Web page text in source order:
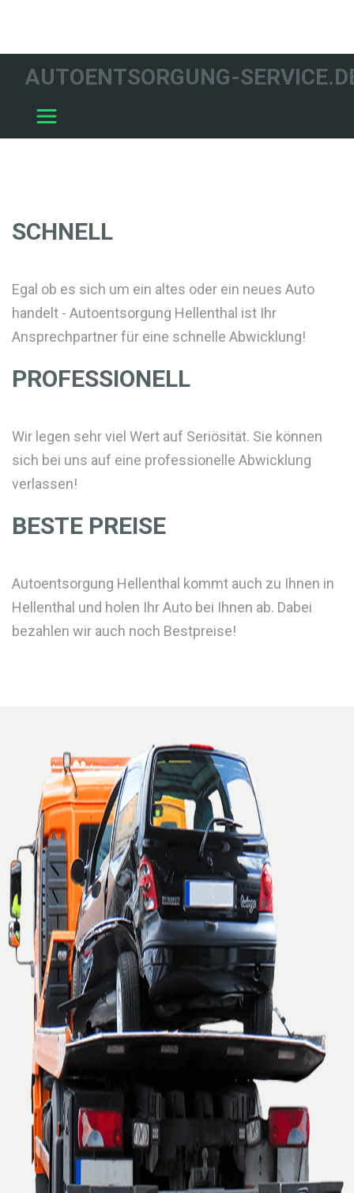
AUTOENTSORGUNG-
SCHNELL
Egal ob es sich um ein altes oder ein neues Auto
handelt - Autoentsorgung Hellenthal ist Ihr
Ansprechpartner für eine schnelle Abwicklung!
PROFESSIONELL
Wir legen sehr viel Wert auf Seriösität. Sie können
sich bei uns auf eine professionelle Abwicklung
verlassen!
BESTE PREISE
Autoentsorgung Hellenthal kommt auch zu Ihnen in
Hellenthal und holen Ihr Auto bei Ihnen ab. Dabei
bezahlen wir auch noch Bestpreise!